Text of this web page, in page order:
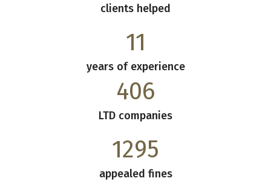
clients helped
11
years of experience
406
LTD companies
1295
appealed fines